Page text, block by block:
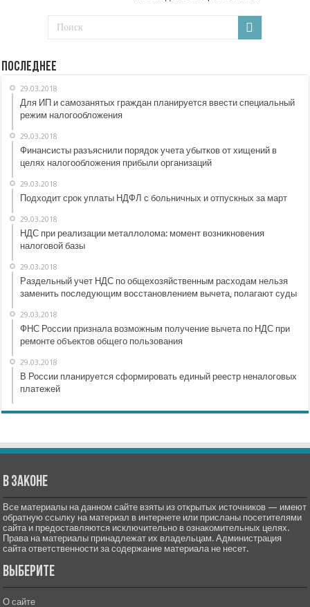
Последнее
29.03.2018
Для ИП и самозанятых граждан планируется ввести специальный
режим налогообложения
29.03.2018
Финансисты разъяснили порядок учета убытков от хищений в
целях налогообложения прибыли организаций
29.03.2018
Подходит срок уплаты НДФЛ с больничных и отпускных за март
29.03.2018
НДС при реализации металлолома: момент возникновения
налоговой базы
29.03.2018
Раздельный учет НДС по общехозяйственным расходам нельзя
заменить последующим восстановлением вычета, полагают суды
29.03.2018
ФНС России признала возможным получение вычета по НДС при
ремонте объектов общего пользования
29.03.2018
В России планируется сформировать единый реестр неналоговых
платежей
В законе
Все материалы на данном сайте взяты из открытых источников — имеют
обратную ссылку на материал в интернете или присланы посетителями
сайта и предоставляются исключительно в ознакомительных целях.
Права на материалы принадлежат их владельцам. Администрация
сайта ответственности за содержание материала не несет.
Выберите
О сайте